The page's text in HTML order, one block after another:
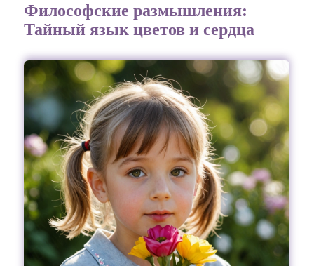
Философские размышления:
Тайный язык цветов и сердца